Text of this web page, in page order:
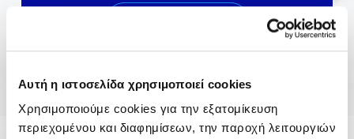
Αυτή η ιστοσελίδα χρησιμοποιεί cookies
Χρησιμοποιούμε cookies για την εξατομίκευση
περιεχομένου και διαφημίσεων, την παροχή λειτουργιών
Политика На Поверителност